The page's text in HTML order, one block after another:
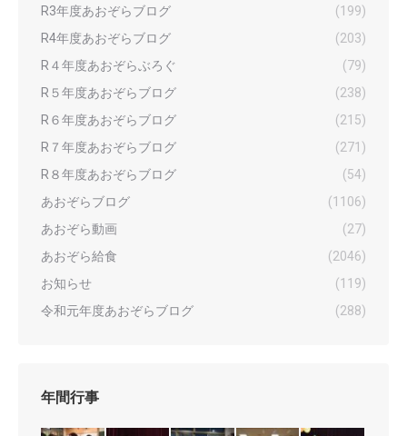
R3年度あおぞらブログ
(199)
R4年度あおぞらブログ
(203)
R４年度あおぞらぶろぐ
(79)
R５年度あおぞらブログ
(238)
R６年度あおぞらブログ
(215)
R７年度あおぞらブログ
(271)
R８年度あおぞらブログ
(54)
あおぞらブログ
(1106)
あおぞら動画
(27)
あおぞら給食
(2046)
お知らせ
(119)
令和元年度あおぞらブログ
(288)
年間行事